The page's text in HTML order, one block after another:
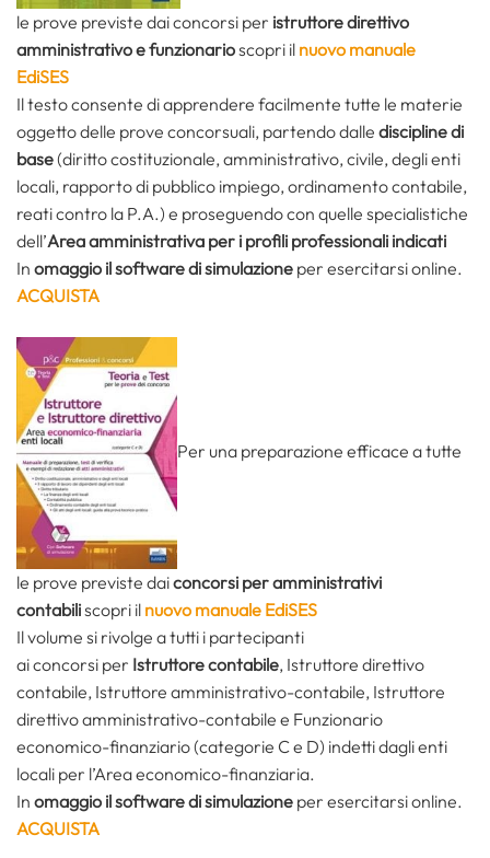
le prove previste dai concorsi per istruttore direttivo
amministrativo e funzionarioscopri il nuovo manuale
EdiSES
Il testo consente di apprendere facilmente tutte le materie
oggetto delle prove concorsuali, partendo dalle discipline di
base(diritto costituzionale, amministrativo, civile, degli enti
locali, rapporto di pubblico impiego, ordinamento contabile,
reati contro la P.A.) e proseguendo con quelle specialistiche
dell’Area amministrativa per i profili professionali indicati
In omaggio il software di simulazione per esercitarsi online.
ACQUISTA
Per una preparazione efficace a tutte
le prove previste daiconcorsi peramministrativi
contabiliscopri il nuovo manuale EdiSES
Il volume si rivolge a tutti i partecipanti
ai concorsi per Istruttore contabile, Istruttore direttivo
contabile, Istruttore amministrativo-contabile, Istruttore
direttivo amministrativo-contabile e Funzionario
economico-finanziario (categorie C e D) indetti dagli enti
locali per l’Area economico-finanziaria.
In omaggio il software di simulazione per esercitarsi online.
ACQUISTA